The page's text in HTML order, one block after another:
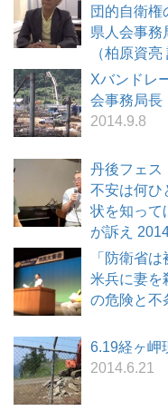
団的自衛権
県人会事務
（柏原資
Xバンドレ
会事務局長
2014.9.8
丹後フェス
不安は何ひ
状を知って
が訴え
「防衛省
米兵に妻を
の危険と不
6.19経ヶ岬
2014.6.21